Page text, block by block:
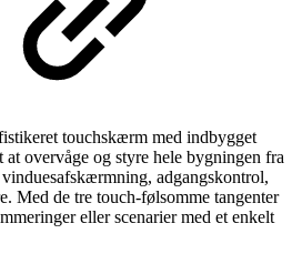
touchskærm med indbygget
overvåge og styre hele bygningen fra
adgangskontrol,
Med de tre touch-følsomme tangenter
eller scenarier med et enkelt